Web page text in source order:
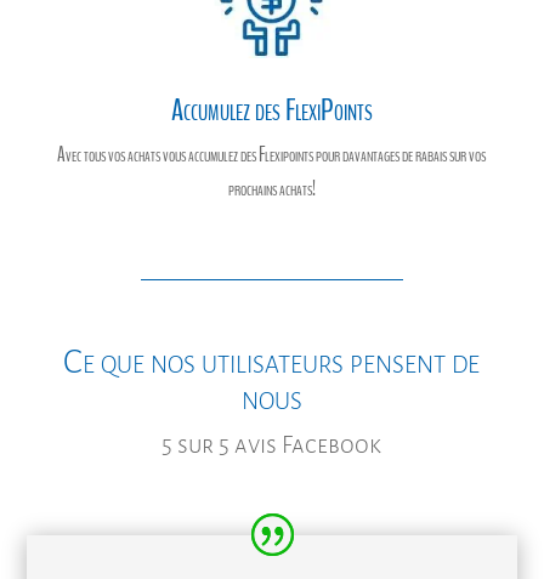
Accumulez des FlexiPoints
Avec tous vos achats vous accumulez des Flexipoints pour davantages de rabais sur vos
prochains achats!
Ce que nos utilisateurs pensent de
nous
5 sur 5 avis Facebook